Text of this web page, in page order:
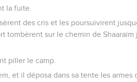
la fuite.
des cris et les poursuivirent
tombèrent sur le chemin de Shaaraïm
piller le camp.
et il déposa dans sa tente les armes